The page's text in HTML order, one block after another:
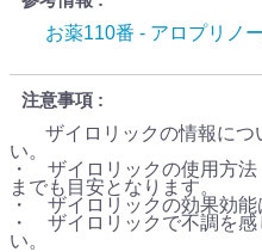
お薬110番 - アロプリノ
注意事項
ザイロリックの情報につ
い。
・ ザイロリックの使用方法
までも目安となります。
・ ザイロリックの効果効能
・ ザイロリックで不調を感
い。